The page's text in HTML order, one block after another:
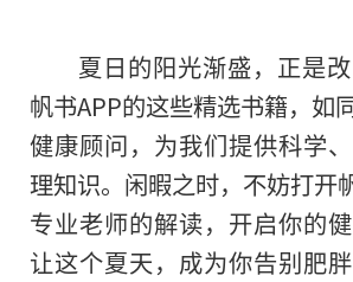
夏日的阳光渐盛，正是改
帆书APP的这些精选书籍，如
健康顾问，为我们提供科学
理知识。闲暇之时，不妨打开
专业老师的解读，开启你的健
让这个夏天，成为你告别肥